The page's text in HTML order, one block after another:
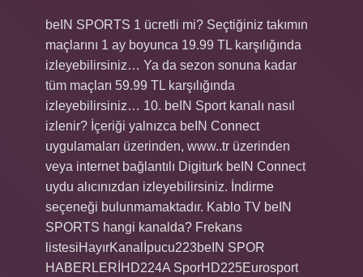
beIN SPORTS 1 ücretli mi? Seçtiğiniz takımın
maçlarını 1 ay boyunca 19.99 TL karşılığında
izleyebilirsiniz… Ya da sezon sonuna kadar
tüm maçları 59.99 TL karşılığında
izleyebilirsiniz… 10. beIN Sport kanalı nasıl
izlenir? İçeriği yalnızca beIN Connect
uygulamaları üzerinden, www..tr üzerinden
veya internet bağlantılı Digiturk beIN Connect
uydu alıcınızdan izleyebilirsiniz. İndirme
seçeneği bulunmamaktadır. Kablo TV beIN
SPORTS hangi kanalda? Frekans
listesiHayırKanalİpucu223beIN SPOR
HABERLERİHD224A SporHD225Eurosport